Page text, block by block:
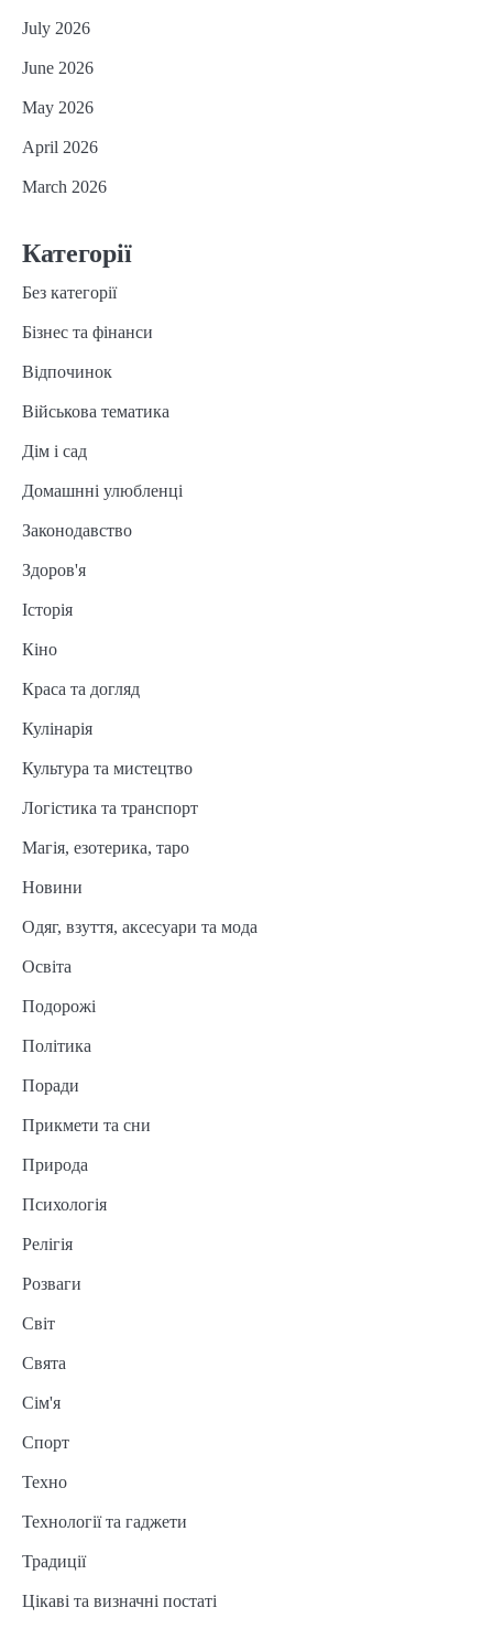
July 2026
June 2026
May 2026
April 2026
March 2026
Категорії
Без категорії
Бізнес та фінанси
Відпочинок
Військова тематика
Дім і сад
Домашнні улюбленці
Законодавство
Здоров'я
Історія
Кіно
Краса та догляд
Кулінарія
Культура та мистецтво
Логістика та транспорт
Магія, езотерика, таро
Новини
Одяг, взуття, аксесуари та мода
Освіта
Подорожі
Політика
Поради
Прикмети та сни
Природа
Психологія
Релігія
Розваги
Світ
Свята
Сім'я
Спорт
Техно
Технології та гаджети
Традиції
Цікаві та визначні постаті